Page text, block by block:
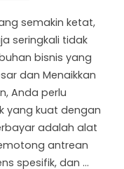
semakin ketat,
seringkali tidak
bisnis yang
dan Menaikkan
Anda perlu
yang kuat dengan
adalah alat
antrean
spesifik, dan …